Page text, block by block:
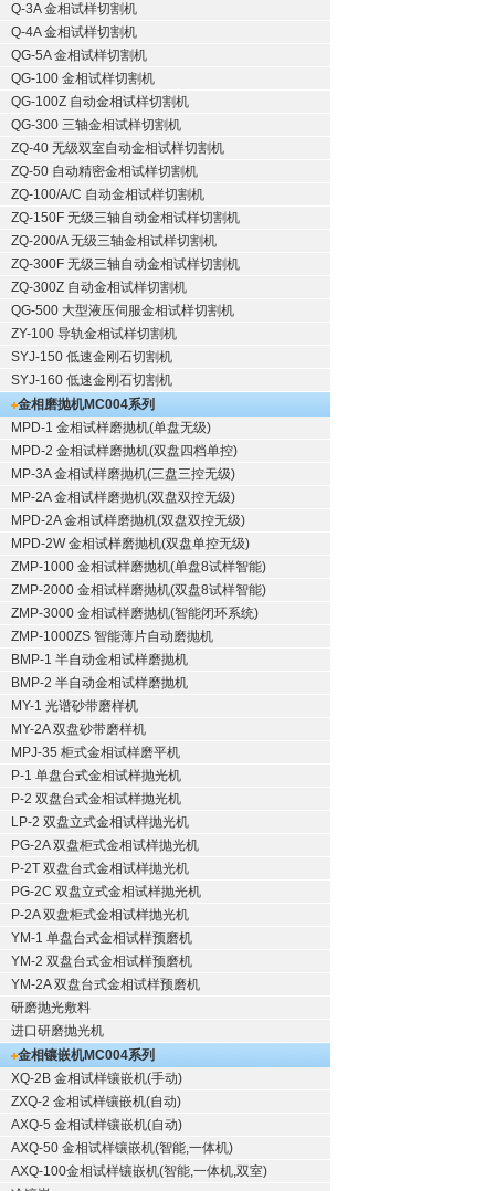
Q-3A 金相试样切割机
Q-4A 金相试样切割机
QG-5A 金相试样切割机
QG-100 金相试样切割机
QG-100Z 自动金相试样切割机
QG-300 三轴金相试样切割机
ZQ-40 无级双室自动金相试样切割机
ZQ-50 自动精密金相试样切割机
ZQ-100/A/C 自动金相试样切割机
ZQ-150F 无级三轴自动金相试样切割机
ZQ-200/A 无级三轴金相试样切割机
ZQ-300F 无级三轴自动金相试样切割机
ZQ-300Z 自动金相试样切割机
QG-500 大型液压伺服金相试样切割机
ZY-100 导轨金相试样切割机
SYJ-150 低速金刚石切割机
SYJ-160 低速金刚石切割机
金相磨抛机MC004系列
MPD-1 金相试样磨抛机(单盘无级)
MPD-2 金相试样磨抛机(双盘四档单控)
MP-3A 金相试样磨抛机(三盘三控无级)
MP-2A 金相试样磨抛机(双盘双控无级)
MPD-2A 金相试样磨抛机(双盘双控无级)
MPD-2W 金相试样磨抛机(双盘单控无级)
ZMP-1000 金相试样磨抛机(单盘8试样智能)
ZMP-2000 金相试样磨抛机(双盘8试样智能)
ZMP-3000 金相试样磨抛机(智能闭环系统)
ZMP-1000ZS 智能薄片自动磨抛机
BMP-1 半自动金相试样磨抛机
BMP-2 半自动金相试样磨抛机
MY-1 光谱砂带磨样机
MY-2A 双盘砂带磨样机
MPJ-35 柜式金相试样磨平机
P-1 单盘台式金相试样抛光机
P-2 双盘台式金相试样抛光机
LP-2 双盘立式金相试样抛光机
PG-2A 双盘柜式金相试样抛光机
P-2T 双盘台式金相试样抛光机
PG-2C 双盘立式金相试样抛光机
P-2A 双盘柜式金相试样抛光机
YM-1 单盘台式金相试样预磨机
YM-2 双盘台式金相试样预磨机
YM-2A 双盘台式金相试样预磨机
研磨抛光敷料
进口研磨抛光机
金相镶嵌机MC004系列
XQ-2B 金相试样镶嵌机(手动)
ZXQ-2 金相试样镶嵌机(自动)
AXQ-5 金相试样镶嵌机(自动)
AXQ-50 金相试样镶嵌机(智能,一体机)
AXQ-100金相试样镶嵌机(智能,一体机,双室)